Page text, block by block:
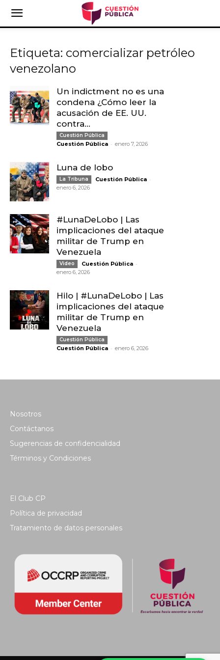
Etiqueta: comercializar petróleo
venezolano
Un indictment no es una
condena ¿Cómo leer la
acusación de EE. UU.
contra...
Cuestión Pública
Cuestión Pública - enero 7, 2026
Luna de lobo
La Tribuna Cuestión Pública -
enero 6, 2026
#LunaDeLobo | Las
implicaciones del ataque
militar de Trump en
Venezuela
Video Cuestión Pública -
enero 6, 2026
Hilo | #LunaDeLobo | Las
implicaciones del ataque
militar de Trump en
Venezuela
Cuestión Pública
Cuestión Pública - enero 6, 2026
Nosotros
Contáctanos
Sugerencias de confidencialidad
Términos y Condiciones
El Club CP
Política de privacidad
Tratamiento de datos personales